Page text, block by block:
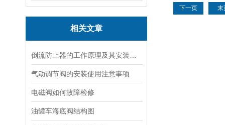
相关文章
气动调节阀的安装使用注意事项
电磁阀如何故障检修
油罐车海底阀结构图
下一页 末